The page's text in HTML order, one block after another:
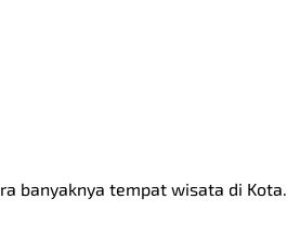
banyaknya tempat wisata di Kota...